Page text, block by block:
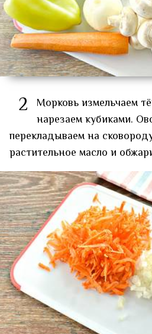
2
Морковь измельчаем
нарезаем кубиками.
перекладываем на
растительное масло и